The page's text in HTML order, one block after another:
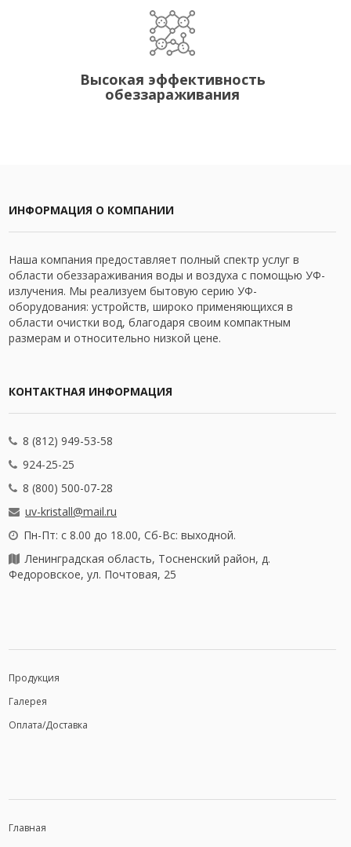
Высокая эффективность
обеззараживания
ИНФОРМАЦИЯ О КОМПАНИИ
Наша компания предоставляет полный спектр услуг в
области обеззараживания воды и воздуха с помощью УФ-
излучения. Мы реализуем бытовую серию УФ-
оборудования: устройств, широко применяющихся в
области очистки вод, благодаря своим компактным
размерам и относительно низкой цене.
КОНТАКТНАЯ ИНФОРМАЦИЯ
8 (812) 949-53-58
924-25-25
8 (800) 500-07-28
uv-kristall@mail.ru
Пн-Пт: с 8.00 до 18.00, Сб-Вс: выходной.
Ленинградская область, Тосненский район, д.
Федоровское, ул. Почтовая, 25
Продукция
Галерея
Оплата/Доставка
Главная